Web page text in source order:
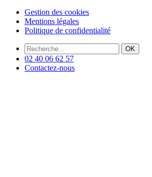
Gestion des cookies
Mentions légales
Politique de confidentialité
OK
02 40 06 62 57
Contactez-nous